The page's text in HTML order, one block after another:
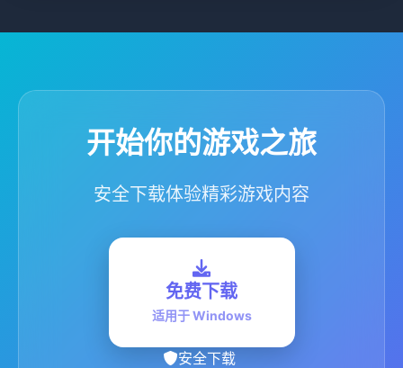
开始你的游戏之旅
安全下载体验精彩游戏内容
免费下载
适用于 Windows
安全下载